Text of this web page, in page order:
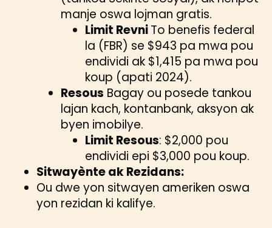
manje oswa lojman gratis.
Limit RevniTo benefis federal
la (FBR) se $943 pa mwa pou
endividi ak $1,415 pa mwa pou
koup (apati 2024).
Resous Bagay ou posede tankou
lajan kach, kontanbank, aksyon ak
byen imobilye.
Limit Resous: $2,000 pou
endividi epi $3,000 pou koup.
Sitwayènte ak Rezidans:
Ou dwe yon sitwayen ameriken oswa
yon rezidan ki kalifye.